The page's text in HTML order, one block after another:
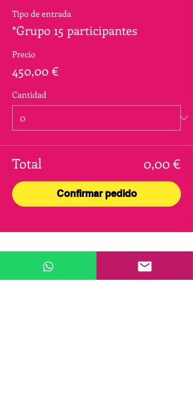
Tipo de entrada
*Grupo 15 participantes
Precio
450,00 €
Cantidad
Total 0,00 €
Confirmar pedido